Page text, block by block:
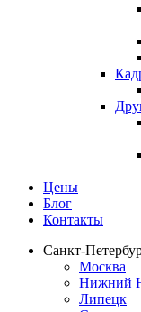
Цены
Блог
Контакты
Санкт-
Москва
Нижний
Липецк